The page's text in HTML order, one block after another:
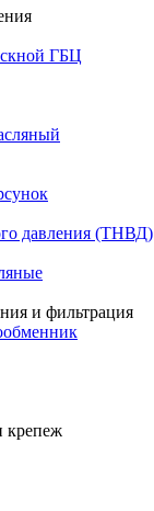
ГБЦ
давления (ТНВД)
и фильтрация
крепеж